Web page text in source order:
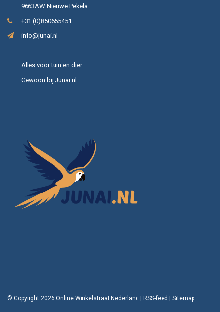
9663AW Nieuwe Pekela
+31 (0)850655451
info@junai.nl
Alles voor tuin en dier
Gewoon bij Junai.nl
© Copyright 2026 Online Winkelstraat Nederland RSS-feed Sitemap